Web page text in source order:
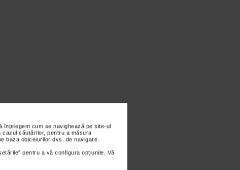
cum se navighează pe site-ul
căutărilor, pentru a măsura
baza obiceiurilor dvs. de navigare.
pentru a vă configura opțiunile. Vă